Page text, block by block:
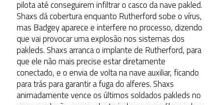
pilota até conseguirem infiltrar o casco da nave pakled.
Shaxs dá cobertura enquanto Rutherford sobe o vírus,
mas Badgey aparece e interfere no processo, dizendo
que vai provocar uma explosão nos sistemas dos
pakleds. Shaxs arranca o implante de Rutherford, para
que ele não mais precise estar diretamente
conectado, e o envia de volta na nave auxiliar, ficando
para trás para garantir a fuga do alferes. Shaxs
animadamente vence os últimos soldados pakleds no